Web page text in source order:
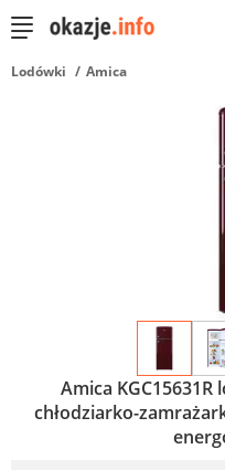
Lodówki Amica
Amica
chłodziarko-